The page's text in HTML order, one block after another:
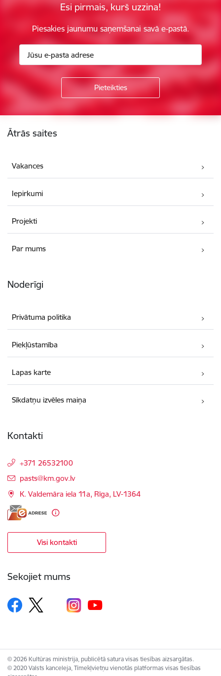
Esi pirmais, kurš uzzina!
Piesakies jaunumu saņemšanai savā e-pastā.
Ātrās saites
Vakances
Iepirkumi
Projekti
Par mums
Noderīgi
Privātuma politika
Piekļūstamība
Lapas karte
Sīkdatņu izvēles maiņa
Kontakti
+371 26532100
E-pasts:
pasts@km.gov.lv
K. Valdemāra iela 11a, Rīga, LV-1364
Visi kontakti
Sekojiet mums
© 2026 Kultūras ministrija, publicētā satura visas tiesības aizsargātas.
© 2020 Valsts kanceleja, Tīmekļvietņu vienotās platformas visas tiesības